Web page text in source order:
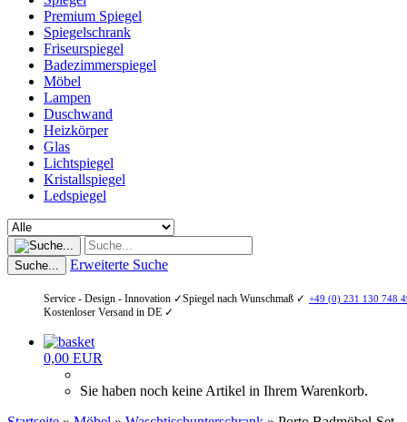
Premium Spiegel
Spiegelschrank
Friseurspiegel
Badezimmerspiegel
Möbel
Lampen
Duschwand
Heizkörper
Glas
Lichtspiegel
Kristallspiegel
Ledspiegel
Suche... Erweiterte Suche
Service - Design - Innovation ✓Spiegel nach Wunschmaß ✓ +49 (0) 231 130 748
Kostenloser Versand in DE ✓
0,00 EUR
Sie haben noch keine Artikel in Ihrem Warenkorb.